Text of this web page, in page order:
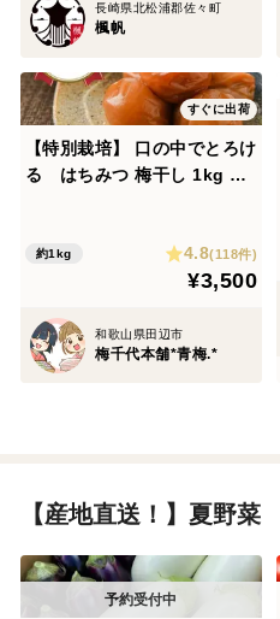
長崎県北松浦郡佐々町
楓帆
すぐに出荷
【特別栽培】 口の中でとろけ
る はちみつ 梅干し 1kg 紀
約1kg 4.8(118件)
¥3,500
和歌山県田辺市
梅千代本舗*青梅.*
【産地直送！】夏野菜